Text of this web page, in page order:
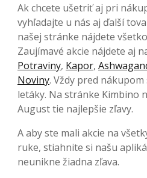
Ak chcete ušetriť aj pri
vyhľadajte u nás aj ďalší
našej stránke nájdete
Zaujímavé akcie nájdete aj
Potraviny, Kapor,
Noviny. Vždy pred
letáky. Na stránke Kimbino
August tie najlepšie zľavy.
A aby ste mali akcie na
ruke, stiahnite si našu
neunikne žiadna zľava.